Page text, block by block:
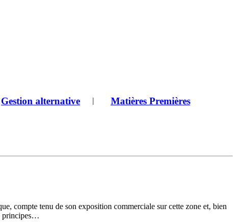
Gestion alternative | Matières Premières
compte tenu de son exposition commerciale sur cette zone et, bien
principes…